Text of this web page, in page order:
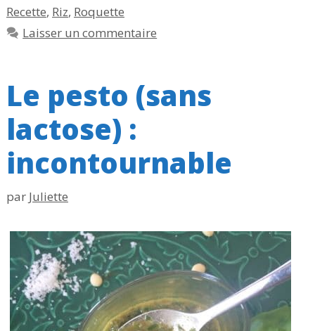
Recette, Riz, Roquette
Laisser un commentaire
Le pesto (sans
lactose) :
incontournable
par Juliette